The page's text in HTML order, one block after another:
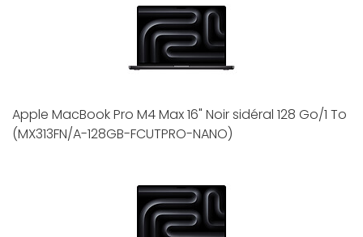
Apple MacBook Pro M4 Max 16" Noir sidéral 128 Go/1 To
(MX313FN/A-128GB-FCUTPRO-NANO)